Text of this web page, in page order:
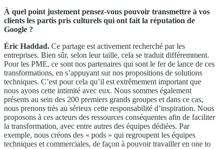
À quel point justement pensez-vous pouvoir transmettre à vos
clients les partis pris culturels qui ont fait la réputation de
Google ?
Éric Haddad. Ce partage est activement recherché par les
entreprises. Bien sûr, selon leur taille, cela se traduit différemment.
Pour les PME, ce sont nos partenaires qui sont le fer de lance de ces
transformations, en s’appuyant sur nos propositions de solutions
techniques. C’est pour cela qu’il est extrêmement important que
nous ayons cette intimité avec eux. Nous sommes également
présents au sein des 200 premiers grands groupes et dans ce cas,
nous prenons très au sérieux cette responsabilité d’inspiration. Nous
proposons à ces acteurs des ressources conséquentes afin de faciliter
la transformation, avec entre autres des équipes dédiées. Par
exemple, nous créons des « pods » qui regroupent les équipes
techniques et commerciales, de façon à pouvoir travailler en one to